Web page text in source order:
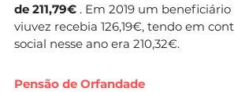
de 211,79€ . Em 2019 um
viuvez recebia 126,19€, tendo em
social nesse ano era 210,32€.
Pensão de Orfandade